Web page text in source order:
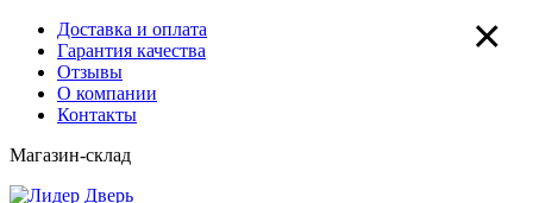
Доставка и оплата
Гарантия качества
Отзывы
О компании
Контакты
Магазин-склад
×